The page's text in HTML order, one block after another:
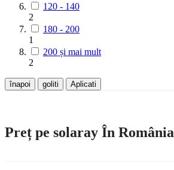
120 - 140
2
180 - 200
1
200 și mai mult
2
înapoi goliti Aplicati
Preț pe solaray În România